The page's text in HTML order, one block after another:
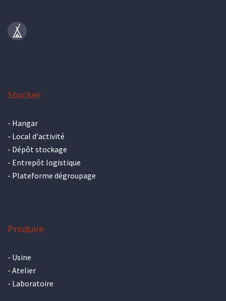
Stocker
- Hangar
- Local d'activité
- Dépôt stockage
- Entrepôt logistique
- Plateforme dégroupage
Produire
- Usine
- Atelier
- Laboratoire